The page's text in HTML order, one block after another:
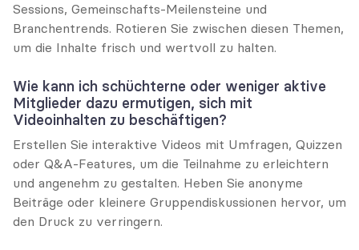
Sessions, Gemeinschafts-Meilensteine und
Branchentrends. Rotieren Sie zwischen diesen Themen,
um die Inhalte frisch und wertvoll zu halten.
Wie kann ich schüchterne oder weniger aktive
Mitglieder dazu ermutigen, sich mit
Videoinhalten zu beschäftigen?
Erstellen Sie interaktive Videos mit Umfragen, Quizzen
oder Q&A-Features, um die Teilnahme zu erleichtern
und angenehm zu gestalten. Heben Sie anonyme
Beiträge oder kleinere Gruppendiskussionen hervor, um
den Druck zu verringern.